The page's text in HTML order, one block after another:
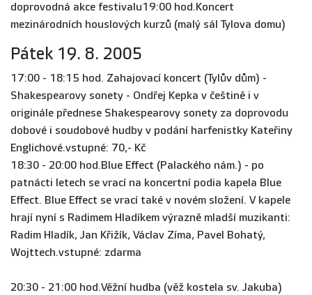
doprovodná akce festivalu19:00 hod.Koncert
mezinárodních houslových kurzů (malý sál Tylova domu)
Pátek 19. 8. 2005
17:00 - 18:15 hod. Zahajovací koncert (Tylův dům) -
Shakespearovy sonety - Ondřej Kepka v češtině i v
originále přednese Shakespearovy sonety za doprovodu
dobové i soudobové hudby v podání harfenistky Kateřiny
Englichové.vstupné: 70,- Kč
18:30 - 20:00 hod.Blue Effect (Palackého nám.) - po
patnácti letech se vrací na koncertní podia kapela Blue
Effect. Blue Effect se vrací také v novém složení. V kapele
hrají nyní s Radimem Hladíkem výrazně mladší muzikanti:
Radim Hladík, Jan Křižík, Václav Zíma, Pavel Bohatý,
Wojttech.vstupné: zdarma
20:30 - 21:00 hod.Věžní hudba (věž kostela sv. Jakuba)